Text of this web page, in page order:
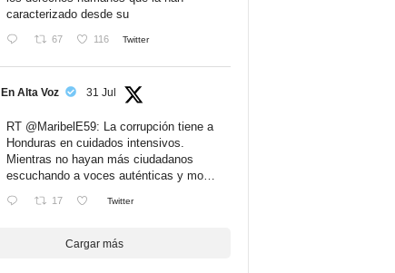
caracterizado desde su
67 116 Twitter
En Alta Voz 31 Jul
RT @MaribelE59: La corrupción tiene a
Honduras en cuidados intensivos.
Mientras no hayan más ciudadanos
escuchando a voces auténticas y mo…
17 Twitter
Cargar más